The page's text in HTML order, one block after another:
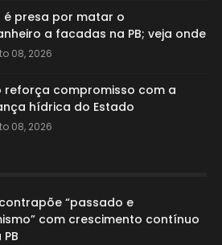
é presa por matar o
a facadas na PB; veja onde
08, 2026
reforça compromisso com a
hídrica do Estado
08, 2026
“passado e
com crescimento contínuo